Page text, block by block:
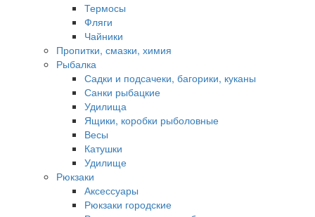
Термосы
Фляги
Чайники
Пропитки, смазки, химия
Рыбалка
Садки и подсачеки, багорики, куканы
Санки рыбацкие
Удилища
Ящики, коробки рыболовные
Весы
Катушки
Удилище
Рюкзаки
Аксессуары
Рюкзаки городские